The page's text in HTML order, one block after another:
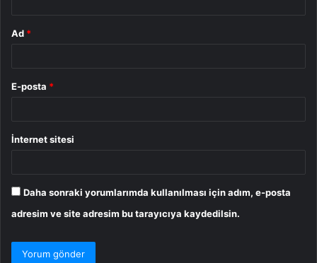
Ad *
E-posta *
İnternet sitesi
Daha sonraki yorumlarımda kullanılması için adım, e-posta
adresim ve site adresim bu tarayıcıya kaydedilsin.